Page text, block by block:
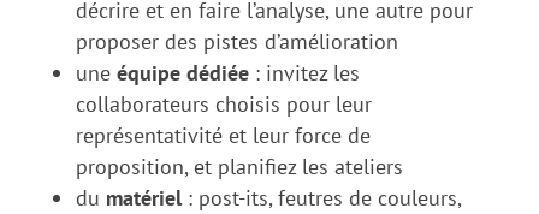
décrire et en faire l’analyse, une autre pour
proposer des pistes d’amélioration
une équipe dédiée: invitez les
collaborateurs choisis pour leur
représentativité et leur force de
proposition, et planifiez les ateliers
du matériel: post-its, feutres de couleurs,